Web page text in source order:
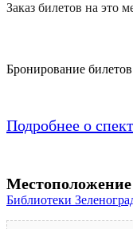
Заказ билетов на это
Бронирование билетов
Подробнее о
Местоположение
Библиотеки